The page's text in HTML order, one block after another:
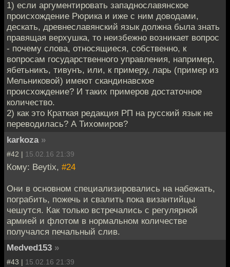
1) если аргументировать западнославянское
происхождение Рюрика и иже с ним доводами,
дескать, древнеславянский язык должна была знать
правящая верхушка, то неизбежно возникает вопрос
- почему слова, относящиеся, собственно, к
вопросам государственного управления, например,
ябетьникъ, тивунъ, или, к примеру, ларь (пример из
Мельниковой) имеют скандинавское
происхождение? И таких примеров достаточное
количество.
2) как это Краткая редакция РП на русский язык не
переводилась? А Тихомиров?
karkoza »
#42 | 15.02.16 21:39
Кому: Beytix, #24
Они в основном специализировались на набежать,
пограбить, пожечь и свалить пока византийцы
чешутся. Как только встречались с регулярной
армией и флотом в нормальном количестве
получался печальный слив.
Medved153 »
#43 | 15.02.16 21:39